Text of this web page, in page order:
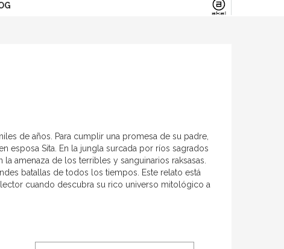
de años. Para cumplir una promesa de su padre,
esposa Sita. En la jungla surcada por ríos sagrados
amenaza de los terribles y sanguinarios raksasas.
batallas de todos los tiempos. Este relato está
cuando descubra su rico universo mitológico a